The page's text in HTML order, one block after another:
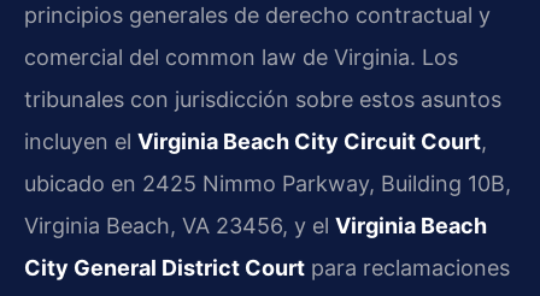
principios generales de derecho contractual y
comercial del common law de Virginia. Los
tribunales con jurisdicción sobre estos asuntos
incluyen el Virginia Beach City Circuit Court,
ubicado en 2425 Nimmo Parkway, Building 10B,
Virginia Beach, VA 23456, y el Virginia Beach
City General District Court para reclamaciones